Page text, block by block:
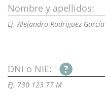
Nombre y apellidos:
Ej. Alejandro Rodriguez García
DNI o NIE:
Ej. 730 123 77 M